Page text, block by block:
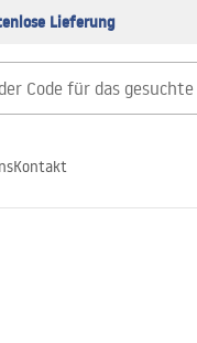
Lieferung
Kontakt